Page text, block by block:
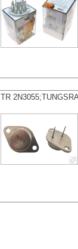
TR